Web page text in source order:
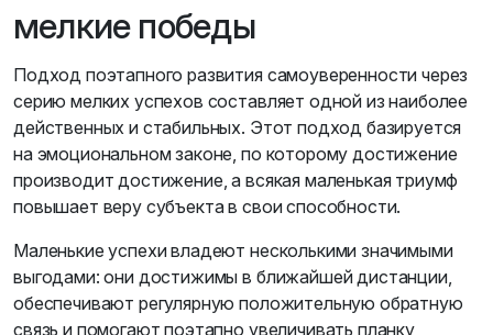
мелкие победы
Подход поэтапного развития самоуверенности через
серию мелких успехов составляет одной из наиболее
действенных и стабильных. Этот подход базируется
на эмоциональном законе, по которому достижение
производит достижение, а всякая маленькая триумф
повышает веру субъекта в свои способности.
Маленькие успехи владеют несколькими значимыми
выгодами: они достижимы в ближайшей дистанции,
обеспечивают регулярную положительную обратную
связь и помогают поэтапно увеличивать планку